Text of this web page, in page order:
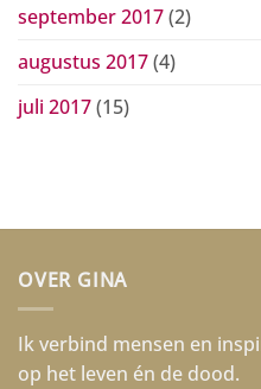
september 2017(2)
augustus 2017(4)
juli 2017(15)
OVER GINA
Ik verbind mensen en
op het leven én de dood.